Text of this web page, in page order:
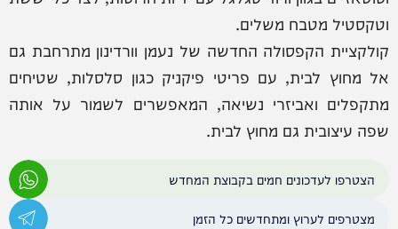
וטקסטיל מטבח משלים.
קולקציית הקפסולה החדשה של נעמן וורדינון מתרחבת גם
אל מחוץ לבית, עם פריטי פיקניק כגון סלסלות, שטיחים
מתקפלים ואביזרי נשיאה, המאפשרים לשמור על אותה
שפה עיצובית גם מחוץ לבית.
הצטרפו לעדכונים חמים בקבוצת המחדש
מצטרפים לערוץ ומתחדשים כל הזמן